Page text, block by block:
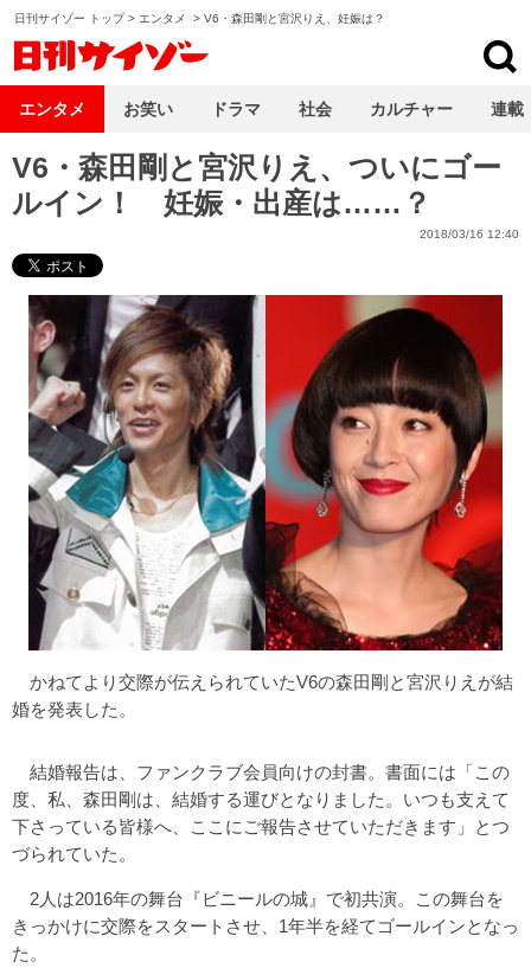
日刊サイゾー トップ> エンタメ > V6・森田剛と宮沢りえ、妊娠は？
V6・森田剛と宮沢りえ、ついにゴー
ルイン！ 妊娠・出産は……？
2018/03/16 12:40
かねてより交際が伝えられていたV6の森田剛と宮沢りえが結
婚を発表した。
結婚報告は、ファンクラブ会員向けの封書。書面には「この
度、私、森田剛は、結婚する運びとなりました。いつも支えて
下さっている皆様へ、ここにご報告させていただきます」とつ
づられていた。
2人は2016年の舞台『ビニールの城』で初共演。この舞台を
きっかけに交際をスタートさせ、1年半を経てゴールインとなっ
た。
エンタメ お笑い ドラマ 社会 カルチャー 連載